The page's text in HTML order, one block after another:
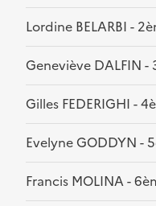
Lordine BELARBI -
Geneviève DALFIN
Gilles FEDERIGHI -
Evelyne GODDYN -
Francis MOLINA -